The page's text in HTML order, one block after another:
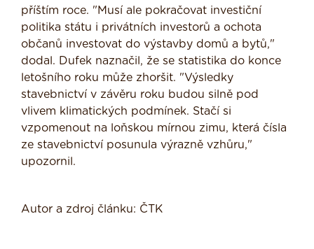
příštím roce. "Musí ale pokračovat investiční
politika státu i privátních investorů a ochota
občanů investovat do výstavby domů a bytů,"
dodal. Dufek naznačil, že se statistika do konce
letošního roku může zhoršit. "Výsledky
stavebnictví v závěru roku budou silně pod
vlivem klimatických podmínek. Stačí si
vzpomenout na loňskou mírnou zimu, která čísla
ze stavebnictví posunula výrazně vzhůru,"
upozornil.
Autor a zdroj článku: ČTK